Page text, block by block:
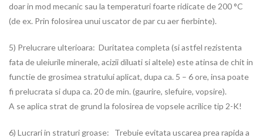
doar in mod mecanic sau la temperaturi foarte ridicate de 200 °C
(de ex. Prin folosirea unui uscator de par cu aer fierbinte).
5) Prelucrare ulterioara: Duritatea completa (si astfel rezistenta
fata de uleiurile minerale, acizii diluati si altele) este atinsa de chit in
functie de grosimea stratului aplicat, dupa ca. 5 – 6 ore, insa poate
fi prelucrata si dupa ca. 20 de min. (gaurire, slefuire, vopsire).
A se aplica strat de grund la folosirea de vopsele acrilice tip 2-K!
6) Lucrari in straturi groase: Trebuie evitata uscarea prea rapida a